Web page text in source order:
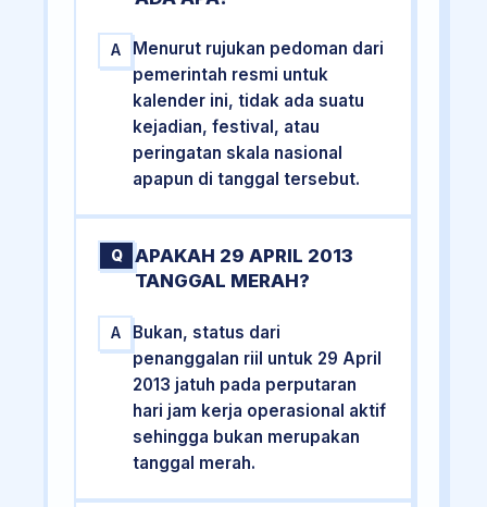
A
Menurut rujukan pedoman dari
pemerintah resmi untuk
kalender ini, tidak ada suatu
kejadian, festival, atau
peringatan skala nasional
apapun di tanggal tersebut.
Q
APAKAH 29 APRIL 2013
TANGGAL MERAH?
A
Bukan, status dari
penanggalan riil untuk 29 April
2013 jatuh pada perputaran
hari jam kerja operasional aktif
sehingga bukan merupakan
tanggal merah.